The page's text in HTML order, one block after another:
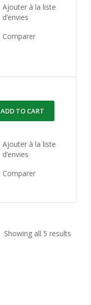
Ajouter à la liste
d’envies
Comparer
ADD TO CART
Ajouter à la liste
d’envies
Comparer
Showing all 5 results